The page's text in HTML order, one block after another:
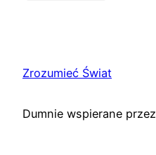
Zrozumieć Świat
Dumnie wspierane przez